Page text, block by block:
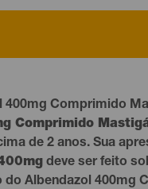
400mg Comprimido
Comprimido
de 2 anos. Sua
deve ser feito
do Albendazol 400mg